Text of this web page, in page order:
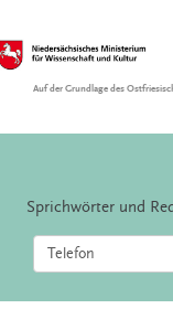
Auf der Grundlage des
Sprichwörter und